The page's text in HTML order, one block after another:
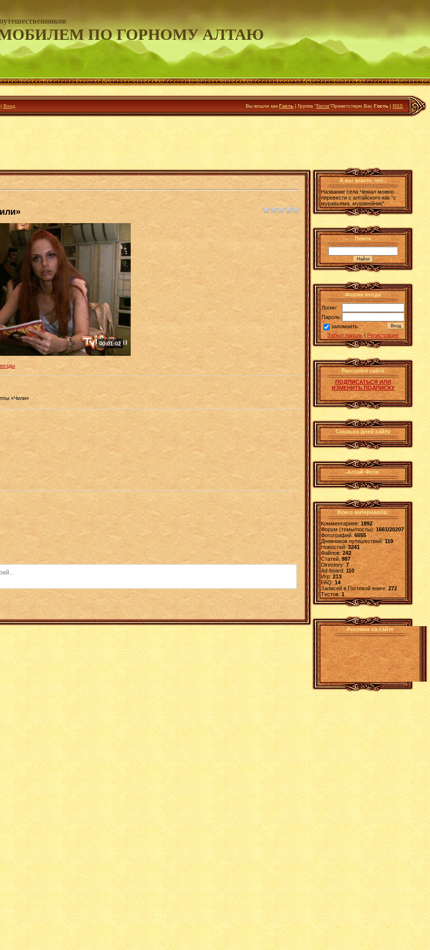
ПО ГОРНОМУ АЛТАЮ
| Вход Вы вошли как Гость | Группа "Гости"Приветствую Вас Гость | RSS
00:01:02
«Чили»
А вы знаете, что..
Название села Чемал можно
перевести с алтайского как "с
муравьями, муравейник"
Поиск
Форма входа
Логин:
Пароль:
запомнить
Забыл пароль | Регистрация
Рассылки сайта
ПОДПИСАТЬСЯ ИЛИ
ИЗМЕНИТЬ ПОДПИСКУ
Сколько дней сайту
Алтай-Фото
Всего материалов:
Комментариев: 1892
Форум (темы/посты):1661/20207
Фотографий:6655
Дневников путешествий:119
Новостей:3241
Файлов: 242
Статей:987
Directory: 7
Ad-board:110
Игр: 213
FAQ:14
Записей в Гостевой книге:272
Tестов: 1
Реклама на сайте